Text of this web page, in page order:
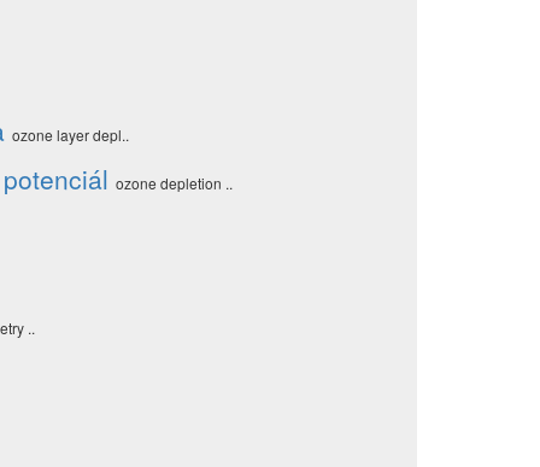
ozone layer depl..
ozone depletion ..
..